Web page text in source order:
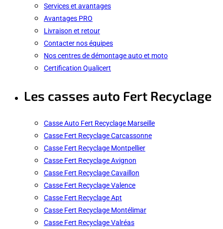
Services et avantages
Avantages PRO
Livraison et retour
Contacter nos équipes
Nos centres de démontage auto et moto
Certification Qualicert
Les casses auto Fert Recyclage
Casse Auto Fert Recyclage Marseille
Casse Fert Recyclage Carcassonne
Casse Fert Recyclage Montpellier
Casse Fert Recyclage Avignon
Casse Fert Recyclage Cavaillon
Casse Fert Recyclage Valence
Casse Fert Recyclage Apt
Casse Fert Recyclage Montélimar
Casse Fert Recyclage Valréas